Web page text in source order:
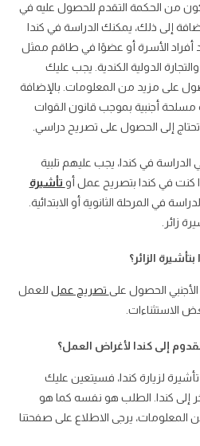
من الحكمة التقدم للحصول عليه في
إلى ذلك، يمكنك الدراسة في كندا
أفراد الأسرة أو عضوًا في طاقم ممثل
الدولية الكندية. يجب عليك
على مزيد من المعلومات. بالإضافة
أجنبية بموجب قانون القوات
تحتاج إلى الحصول على تصريح دراسي.
الدراسة في كندا، يجب عليهم تلبية
كنت في كندا بتصريح عمل أو تأشيرة
في المرحلة الثانوية أو الابتدائية.
زائر.
الزائر؟
الحصول على تصريح عمل للعمل
الاستثناءات.
إلى كندا لأغراض العمل؟
لزيارة كندا، فسيتعين عليك
إلى كندا. الطلب هو نفسه كما هو
المعلومات، يرجى الاطلاع على صفحتنا